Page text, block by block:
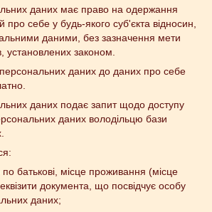
даних має право на одержання
про себе у будь-якого суб'єкта відносин,
даними, без зазначення мети
установлених законом.
даних до даних про себе
даних подає запит щодо доступу
даних володільцю бази
батькові, місце проживання (місце
документа, що посвідчує особу
даних;